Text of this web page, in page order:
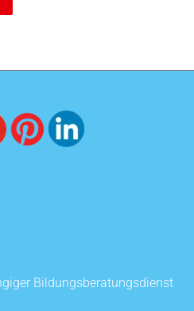
Bildungsberatungsdienst